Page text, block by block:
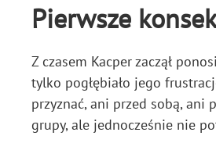
Pierwsze
Z czasem Kacper zaczął
tylko pogłębiało jego
przyznać, ani przed sobą, ani
grupy, ale jednocześnie nie